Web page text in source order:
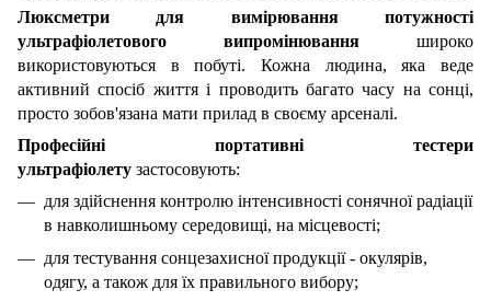
Люксметри для вимірювання потужності
ультрафіолетового випромінювання широко
використовуються в побуті. Кожна людина, яка веде
активний спосіб життя і проводить багато часу на сонці,
просто зобов'язана мати прилад в своєму арсеналі.
Професійні портативні тестери
ультрафіолету застосовують:
для здійснення контролю інтенсивності сонячної радіації
в навколишньому середовищі, на місцевості;
для тестування сонцезахисної продукції - окулярів,
одягу, а також для їх правильного вибору;